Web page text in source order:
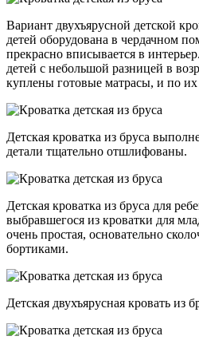
Вариант двухъярусной детской
детей оборудована в чердачном
прекрасно вписывается в
детей с небольшой разницей в
куплены готовые матрасы, и по их
Детская кроватка из бруса
детали тщательно отшлифованы.
Детская кроватка из бруса для
выбравшегося из кроватки для
очень простая, основательно
бортиками.
Детская двухъярусная кровать из